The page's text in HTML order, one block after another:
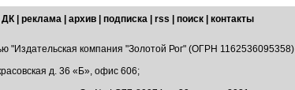
ДК реклама архив подписка rss поиск
контакты
"Издательская компания "Золотой Рог" (ОГРН 1162536095358)
д. 36 «Б», офис 606;